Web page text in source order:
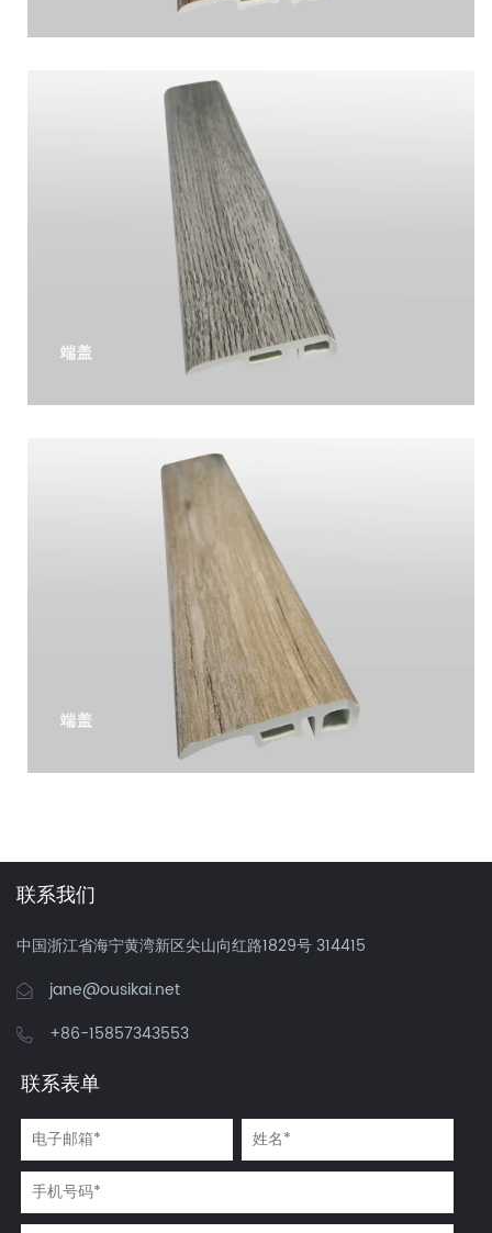
端盖
端盖
联系我们
中国浙江省海宁黄湾新区尖山向红路1829号 314415
jane@ousikai.net
+86-15857343553
联系表单